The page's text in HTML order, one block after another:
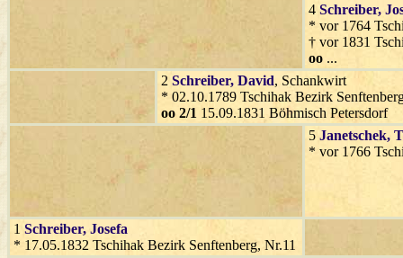
4 Schreiber,
* vor 1764
† vor 1831
oo ...
2 Schreiber, David, Schankwirt
* 02.10.1789 Tschihak Bezirk
oo 2/1 15.09.1831 Böhmisch Petersdorf
5 Janetschek,
* vor 1766
1 Schreiber, Josefa
* 17.05.1832 Tschihak Bezirk Senftenberg, Nr.11